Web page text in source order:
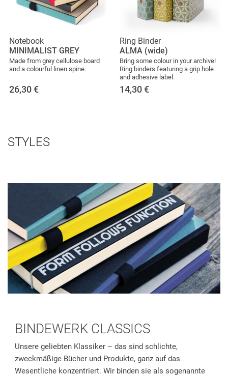
Notebook
MINIMALIST GREY
Made from grey cellulose board
and a colourful linen spine.
26,30 €
Ring Binder
ALMA (wide)
Bring some colour in your archive!
Ring binders featuring a grip hole
and adhesive label.
14,30 €
STYLES
BINDEWERK CLASSICS
Unsere geliebten Klassiker – das sind schlichte,
zweckmäßige Bücher und Produkte, ganz auf das
Wesentliche konzentriert. Wir binden sie als sogenannte